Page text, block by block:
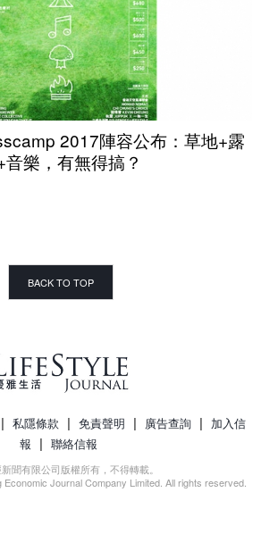
2017陣容公布：草地+露
音樂，有無得搞？
BACK TO TOP
| 私隱條款 | 免責聲明 | 廣告查詢 | 加入信
報 | 聯絡信報
聞有限公司版權所有，不得轉載。
Journal Company Limited. All rights reserved.